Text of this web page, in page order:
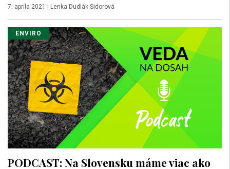
7. apríla 2021 | Lenka Dudlák Sidorová
ENVIRO
PODCAST: Na Slovensku máme viac ako